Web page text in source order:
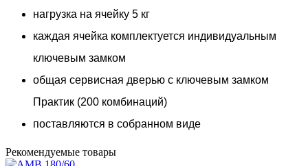
нагрузка на ячейку 5 кг
каждая ячейка комплектуется индивидуальным
ключевым замком
общая сервисная дверью с ключевым замком
Практик (200 комбинаций)
поставляются в собранном виде
Рекомендуемые товары